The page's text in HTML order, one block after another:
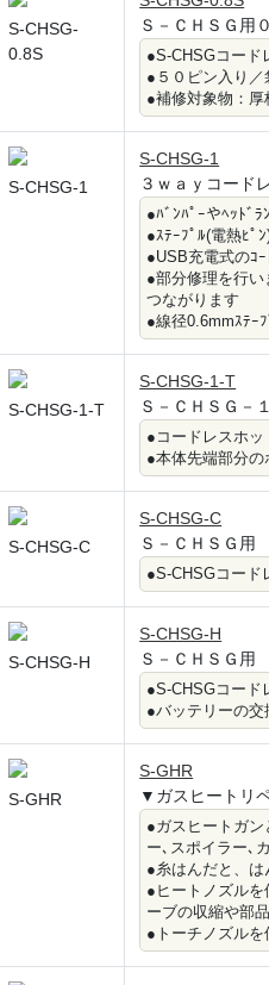
S-CHSG-
0.8S
Ｓ－ＣＨＳＧ用
●S-CHSGコード
●５０ピン入り／
●補修対象物：厚
S-CHSG-1
S-CHSG-1
３ｗａｙコード
●ﾊﾞﾝﾊﾟｰやﾍｯﾄﾞ
●ｽﾃｰﾌﾟﾙ(電熱ﾋﾟ
●USB充電式のｺ
●部分修理を行い
つながります
●線径0.6mmｽﾃｰ
S-CHSG-1-T
S-CHSG-1-T
Ｓ－ＣＨＳＧ－
●コードレスホッ
●本体先端部分の
S-CHSG-C
S-CHSG-C
Ｓ－ＣＨＳＧ用
●S-CHSGコード
S-CHSG-H
S-CHSG-H
Ｓ－ＣＨＳＧ用
●S-CHSGコード
●バッテリーの
S-GHR
S-GHR
▼ガスヒートリ
●ガスヒートガ
ー､スポイラー､
●糸はんだと、
●ヒートノズル
ーブの収縮や部
●トーチノズル